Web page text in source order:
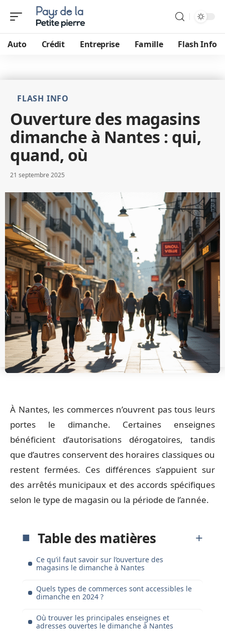
Auto Crédit Entreprise Famille Flash Info
FLASH INFO
Ouverture des magasins
dimanche à Nantes : qui,
quand, où
21 septembre 2025
À Nantes, les commerces n’ouvrent pas tous leurs
portes le dimanche. Certaines enseignes
bénéficient d’autorisations dérogatoires, tandis
que d’autres conservent des horaires classiques ou
restent fermées. Ces différences s’appuient sur
des arrêtés municipaux et des accords spécifiques
selon le type de magasin ou la période de l’année.
Table des matières
Ce qu’il faut savoir sur l’ouverture des
magasins le dimanche à Nantes
Quels types de commerces sont accessibles le
dimanche en 2024 ?
Où trouver les principales enseignes et
adresses ouvertes le dimanche à Nantes